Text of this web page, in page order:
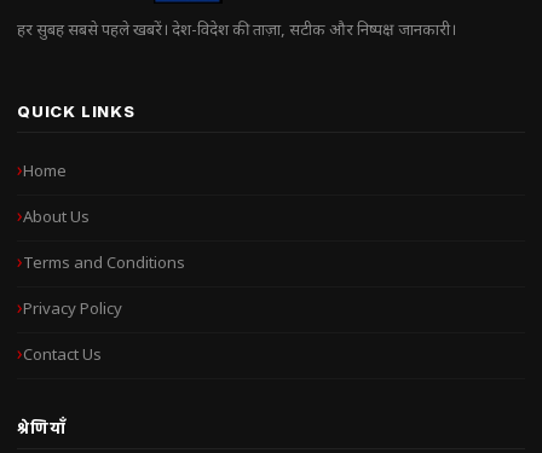
हर सुबह सबसे पहले खबरें। देश-विदेश की ताज़ा, सटीक और निष्पक्ष जानकारी।
QUICK LINKS
Home
About Us
Terms and Conditions
Privacy Policy
Contact Us
श्रेणियाँ